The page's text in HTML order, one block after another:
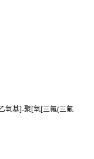
氧基]-聚[氧[三氟(三氟